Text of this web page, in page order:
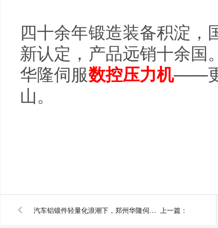
四十余年锻造装备积淀
新认定，产品远销十余国
华隆伺服数控压力机——更
山。
上一篇：
汽车铝锻件轻量化浪潮下，郑州华隆伺服螺旋压力机更先进